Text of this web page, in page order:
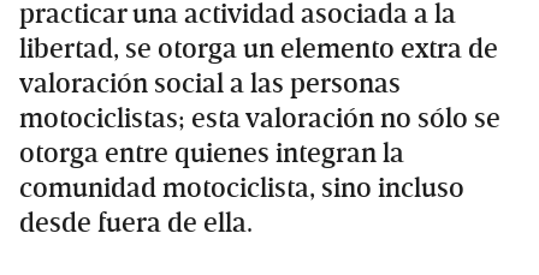
practicar una actividad asociada a la
libertad, se otorga un elemento extra de
valoración social a las personas
motociclistas; esta valoración no sólo se
otorga entre quienes integran la
comunidad motociclista, sino incluso
desde fuera de ella.